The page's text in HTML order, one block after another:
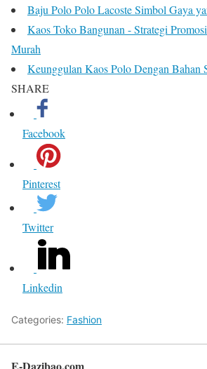
Baju Polo Polo Lacoste Simbol Gaya
Kaos Toko Bangunan - Strategi
Murah
Keunggulan Kaos Polo Dengan Bahan
SHARE
Facebook
Pinterest
Twitter
Linkedin
Categories: Fashion